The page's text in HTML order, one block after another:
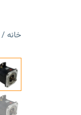
خانه /